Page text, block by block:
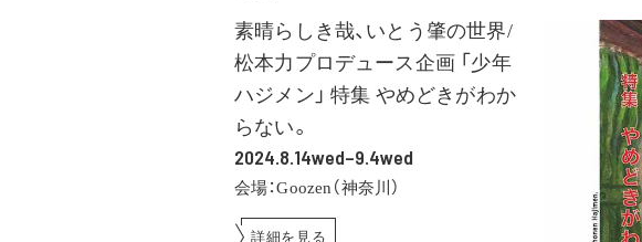
素晴らしき哉、いとう肇の世界/
松本力プロデュース企画 「少年
ハジメン」 特集 やめどきがわか
らない。
2024.8.14wed–9.4wed
会場：Goozen（神奈川）
詳細を見る